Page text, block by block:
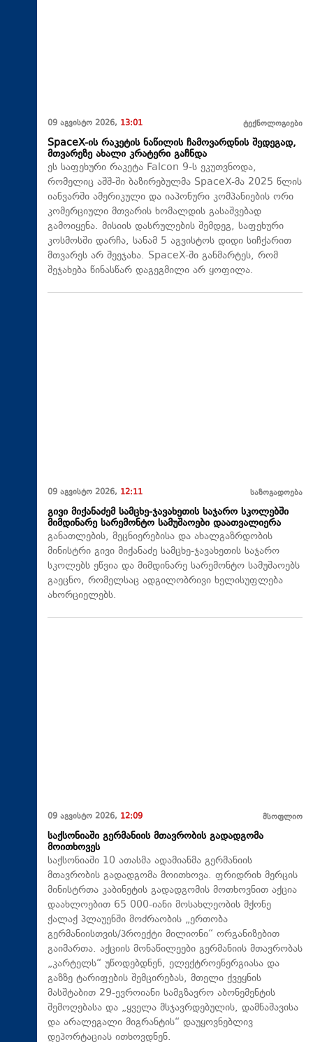
09 აგვისტო 2026, 13:01 ტექნოლოგიები
SpaceX-ის რაკეტის ნაწილის ჩამოვარდნის შედეგად,
მთვარეზე ახალი კრატერი გაჩნდა
ეს საფეხური რაკეტა Falcon 9-ს ეკუთვნოდა,
რომელიც აშშ-ში ბაზირებულმა SpaceX-მა 2025 წლის
იანვარში ამერიკული და იაპონური კომპანიების ორი
კომერციული მთვარის ხომალდის გასაშვებად
გამოიყენა. მისიის დასრულების შემდეგ, საფეხური
კოსმოსში დარჩა, სანამ 5 აგვისტოს დიდი სიჩქარით
მთვარეს არ შეეჯახა.​ SpaceX-ში განმარტეს, რომ
შეჯახება წინასწარ დაგეგმილი არ ყოფილა.
09 აგვისტო 2026, 12:11 საზოგადოება
გივი მიქანაძემ სამცხე-ჯავახეთის საჯარო სკოლებში
მიმდინარე სარემონტო სამუშაოები დაათვალიერა
განათლების, მეცნიერებისა და ახალგაზრდობის
მინისტრი გივი მიქანაძე სამცხე-ჯავახეთის საჯარო
სკოლებს ეწვია და მიმდინარე სარემონტო სამუშაოებს
გაეცნო, რომელსაც ადგილობრივი ხელისუფლება
ახორციელებს.
09 აგვისტო 2026, 12:09 მსოფლიო
საქსონიაში გერმანიის მთავრობის გადადგომა
მოითხოვეს
საქსონიაში 10 ათასმა ადამიანმა გერმანიის
მთავრობის გადადგომა მოითხოვა. ფრიდრიხ მერცის
მინისტრთა კაბინეტის გადადგომის მოთხოვნით აქცია
დაახლოებით 65 000-იანი მოსახლეობის მქონე
ქალაქ პლაუენში მოძრაობის „ერთობა
გერმანიისთვის/პროექტი მილიონი“ ორგანიზებით
გაიმართა. აქციის მონაწილეები გერმანიის მთავრობას
„კარტელს“ უწოდებდნენ, ელექტროენერგიასა და
გაზზე ტარიფების შემცირებას, მთელი ქვეყნის
მასშტაბით 29-ევროიანი სამგზავრო აბონემენტის
შემოღებასა და „ყველა მსჯავრდებულის, დამნაშავისა
და არალეგალი მიგრანტის“ დაუყოვნებლივ
დეპორტაციას ითხოვდნენ.